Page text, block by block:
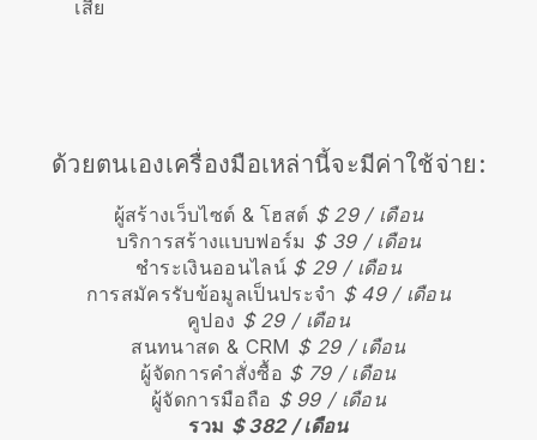
เสีย
ด้วยตนเองเครื่องมือเหล่านี้จะมีค่าใช้จ่าย:
ผู้สร้างเว็บไซต์ & โฮสต์ $ 29 / เดือน
บริการสร้างแบบฟอร์ม $ 39 / เดือน
ชำระเงินออนไลน์ $ 29 / เดือน
การสมัครรับข้อมูลเป็นประจำ $ 49 / เดือน
คูปอง $ 29 / เดือน
สนทนาสด & CRM $ 29 / เดือน
ผู้จัดการคำสั่งซื้อ $ 79 / เดือน
ผู้จัดการมือถือ $ 99 / เดือน
รวม $ 382 / เดือน